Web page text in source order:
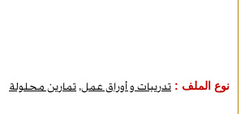
نوع الملف : تدريبات و أوراق عمل, تمارين محلولة